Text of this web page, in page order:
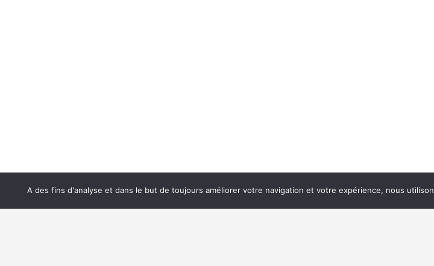
A des fins d'analyse et dans le but de toujours améliorer votre navigation et votre expérience, nous